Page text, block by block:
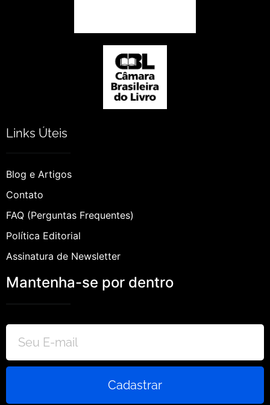
Links Úteis
Blog e Artigos
Contato
FAQ (Perguntas Frequentes)
Política Editorial
Assinatura de Newsletter
Mantenha-se por dentro
Cadastrar